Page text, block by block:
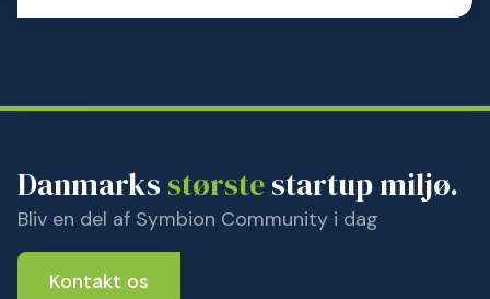
Danmarks størstestartup miljø.
Bliv en del af Symbion Community i dag
Kontakt os